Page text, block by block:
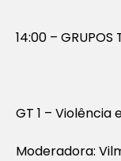
14:00 –
GT 1 – Violência
Moderadora: